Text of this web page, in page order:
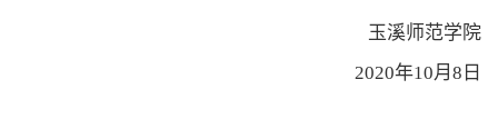
玉溪师范学院
2020年10月 8日